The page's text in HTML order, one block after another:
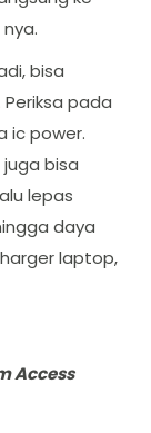
bisa
pada
ic power.
bisa
lepas
daya
laptop,
Access